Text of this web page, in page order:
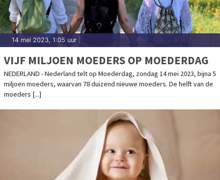
14 mei 2023, 1:05 uur
VIJF MILJOEN MOEDERS OP MOEDERDAG
NEDERLAND - Nederland telt op Moederdag, zondag 14 mei 2023, bijna 5
miljoen moeders, waarvan 78 duizend nieuwe moeders. De helft van de
moeders [...]